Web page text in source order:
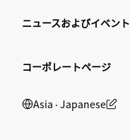
ニュースおよびイベント
コーポレートページ
Asia ‧ Japanese